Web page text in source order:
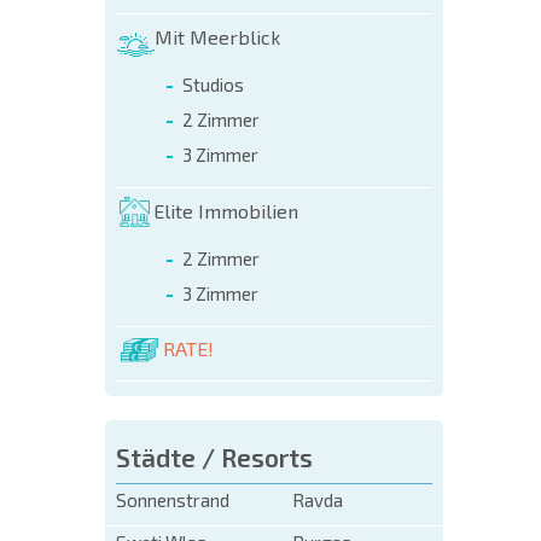
Mit Meerblick
Studios
2 Zimmer
3 Zimmer
Elite Immobilien
2 Zimmer
3 Zimmer
RATE!
Städte / Resorts
Sonnenstrand
Ravda